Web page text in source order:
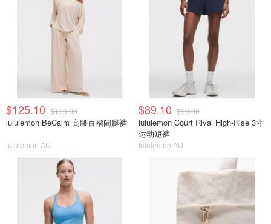
$125.10 $139.00
lululemon BeCalm 高腰百褶阔腿裤
lululemon AU
$89.10 $99.00
lululemon Court Rival High-Rise 3寸
运动短裤
lululemon AU